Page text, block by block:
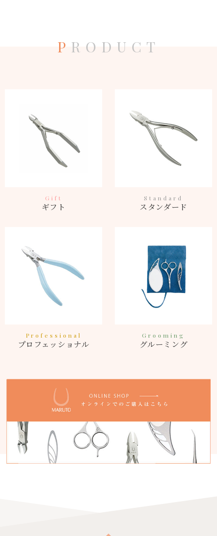
P RODUCT
Gift
ギフト
Standard
スタンダード
Professional
プロフェッショナル
Grooming
グルーミング